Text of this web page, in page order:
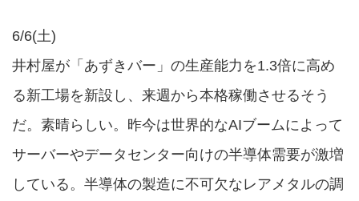
6/6(土)
井村屋が「あずきバー」の生産能力を1.3倍に高め
る新工場を新設し、来週から本格稼働させるそう
だ。素晴らしい。昨今は世界的なAIブームによって
サーバーやデータセンター向けの半導体需要が激増
している。半導体の製造に不可欠なレアメタルの調